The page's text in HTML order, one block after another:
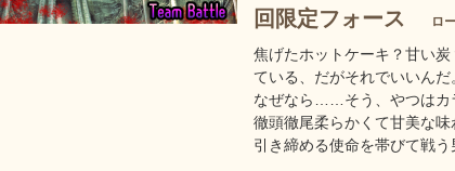
回限定フォース
ロ
焦げたホットケーキ？甘い
ている、だがそれでいいんだ
なぜなら……そう、やつはカ
徹頭徹尾柔らかくて甘美な
引き締める使命を帯びて戦う